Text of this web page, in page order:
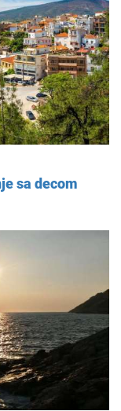
sa decom